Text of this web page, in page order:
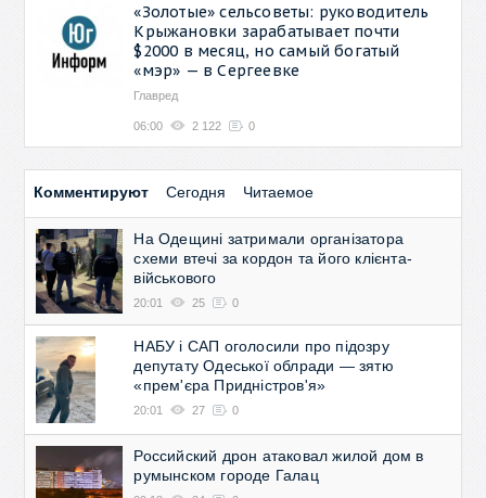
«Золотые» сельсоветы: руководитель
Крыжановки зарабатывает почти
$2000 в месяц, но самый богатый
«мэр» — в Сергеевке
Главред
06:00 2 122 0
Комментируют Сегодня Читаемое
На Одещині затримали організатора
схеми втечі за кордон та його клієнта-
військового
20:01 25 0
НАБУ і САП оголосили про підозру
депутату Одеської облради — зятю
«прем'єра Придністров'я»
20:01 27 0
Российский дрон атаковал жилой дом в
румынском городе Галац